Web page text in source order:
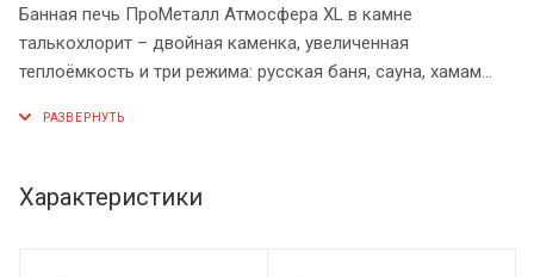
Банная печь ПроМеталл Атмосфера XL в камне
талькохлорит – двойная каменка, увеличенная
теплоёмкость и три режима: русская баня, сауна, хамам
«Атмосфера XL» – это мощная печь из хромистого чугуна с
талькохлорита, созданная для тех, кто ценит:
✔ Три режима эксплуатации – русская баня, сауна, хамам
Характеристики